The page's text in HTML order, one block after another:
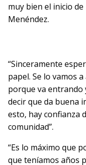
muy bien el inicio
Menéndez.
“Sinceramente
papel. Se lo vamos
porque va entrando
decir que da buena
esto, hay confianza
comunidad”.
“Es lo máximo que
que teníamos años